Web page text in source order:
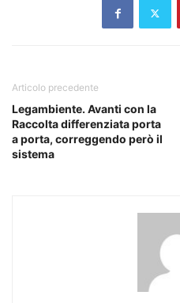
Articolo precedente
Legambiente. Avanti con la
Raccolta differenziata porta
a porta, correggendo però il
sistema